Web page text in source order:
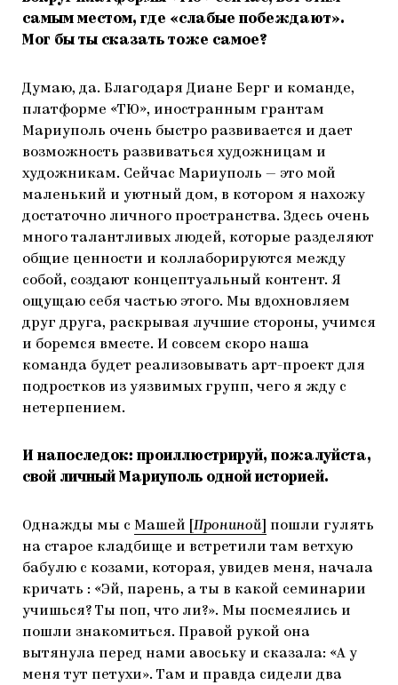
самым местом, где «слабые побеждают».
Мог бы ты сказать тоже самое?
Думаю, да. Благодаря Диане Берг и команде,
платформе «ТЮ», иностранным грантам
Мариуполь очень быстро развивается и дает
возможность развиваться художницам и
художникам. Сейчас Мариуполь — это мой
маленький и уютный дом, в котором я нахожу
достаточно личного пространства. Здесь очень
много талантливых людей, которые разделяют
общие ценности и коллаборируются между
собой, создают концептуальный контент. Я
ощущаю себя частью этого. Мы вдохновляем
друг друга, раскрывая лучшие стороны, учимся
и боремся вместе. И совсем скоро наша
команда будет реализовывать арт-проект для
подростков из уязвимых групп, чего я жду с
нетерпением.
И напоследок: проиллюстрируй, пожалуйста,
свой личный Мариуполь одной историей.
Однажды мы с Машей [ Прониной
пошли гулять
на старое кладбище и встретили там ветхую
бабулю с козами, которая, увидев меня, начала
кричать : «Эй, парень, а ты в какой семинарии
учишься? Ты поп, что ли?». Мы посмеялись и
пошли знакомиться. Правой рукой она
вытянула перед нами авоську и сказала: «А у
меня тут петухи». Там и правда сидели два